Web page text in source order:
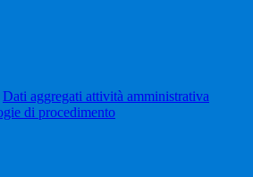
Dati aggregati attività amministrativa
di procedimento